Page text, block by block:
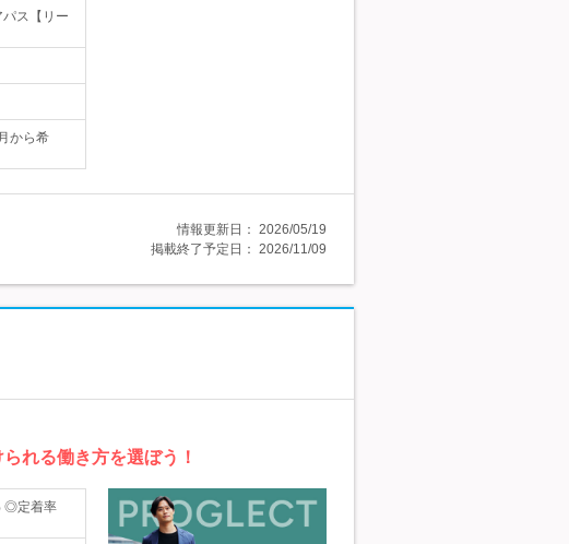
ス【リー
から希
情報更新日： 2026/05/19
掲載終了予定日： 2026/11/09
れる働き方を選ぼう！
◎定着率